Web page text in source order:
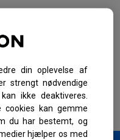
lindring af isninger, som
to gange.
til at holde tænderne
huller.
din oplevelse af
strengt nødvendige
ikke deaktiveres.
cookies kan gemme
du har bestemt, og
hjælper os med